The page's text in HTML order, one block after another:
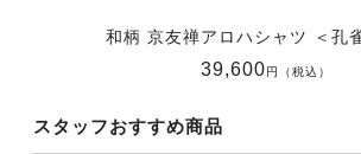
和柄 京友禅アロハシャツ ＜孔
39,600円（税込）
スタッフおすすめ商品